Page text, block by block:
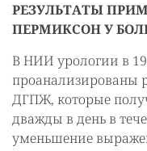
РЕЗУЛЬТАТЫ
ПЕРМИКСОН У
В НИИ урологии в
проанализированы
ДГПЖ, которые
дважды в день в
уменьшение